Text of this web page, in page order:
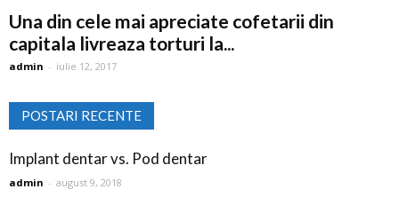
Una din cele mai apreciate cofetarii din
capitala livreaza torturi la...
admin - iulie 12, 2017
POSTARI RECENTE
Implant dentar vs. Pod dentar
admin - august 9, 2018